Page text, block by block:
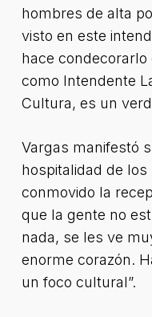
hombres de alta
visto en este
hace
como Intendente
Cultura, es un
Vargas manifestó
hospitalidad de los
conmovido la
que la gente no
nada, se les ve
enorme corazón.
un foco cultural”.